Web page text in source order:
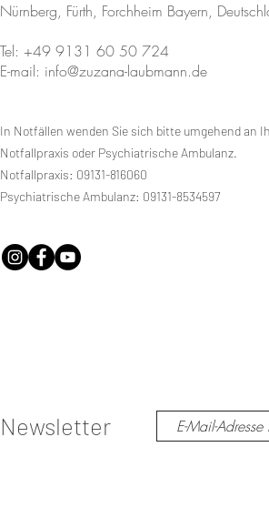
Nürnberg, Fürth, Forchheim Bayern,
Tel: +49 9131 60 50 724
E-mail: info@zuzana-laubmann.de
In Notfällen wenden Sie sich bitte umgehend an
Notfallpraxis oder Psychiatrische Ambulanz.
Notfallpraxis: 09131-816060
Psychiatrische Ambulanz: 09131-8534597
Newsletter